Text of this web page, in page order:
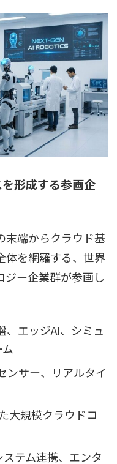
形成する参画企
末端からクラウド基
体を網羅する、世界
ジー企業群が参画し
、エッジAI、シミュ
ンサー、リアルタイ
大規模クラウドコ
ステム連携、エンタ